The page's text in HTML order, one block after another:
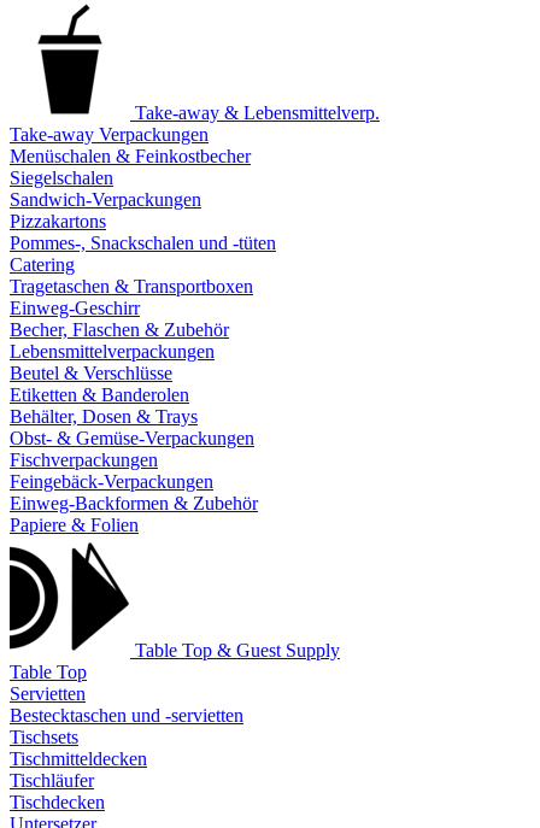
Take-away & Lebensmittelverp.
Take-away Verpackungen
Menüschalen & Feinkostbecher
Siegelschalen
Sandwich-Verpackungen
Pizzakartons
Pommes-, Snackschalen und -tüten
Catering
Tragetaschen & Transportboxen
Einweg-Geschirr
Becher, Flaschen & Zubehör
Lebensmittelverpackungen
Beutel & Verschlüsse
Etiketten & Banderolen
Behälter, Dosen & Trays
Obst- & Gemüse-Verpackungen
Fischverpackungen
Feingebäck-Verpackungen
Einweg-Backformen & Zubehör
Papiere & Folien
Table Top & Guest Supply
Table Top
Servietten
Bestecktaschen und -servietten
Tischsets
Tischmitteldecken
Tischläufer
Tischdecken